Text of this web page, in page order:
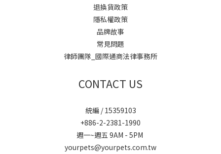
退換貨政策
隱私權政策
品牌故事
常見問題
律師團隊_國際通商法律事務所
CONTACT US
統編 / 15359103
+886-2-2381-1990
週一~週五 9AM - 5PM
yourpets@yourpets.com.tw